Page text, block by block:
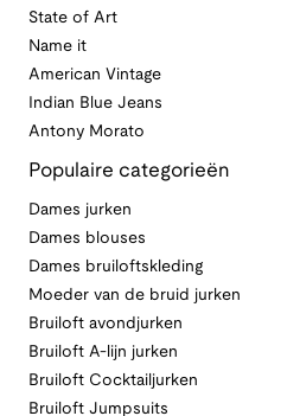
State of Art
Name it
American Vintage
Indian Blue Jeans
Antony Morato
Populaire categorieën
Dames jurken
Dames blouses
Dames bruiloftskleding
Moeder van de bruid jurken
Bruiloft avondjurken
Bruiloft A-lijn jurken
Bruiloft Cocktailjurken
Bruiloft Jumpsuits